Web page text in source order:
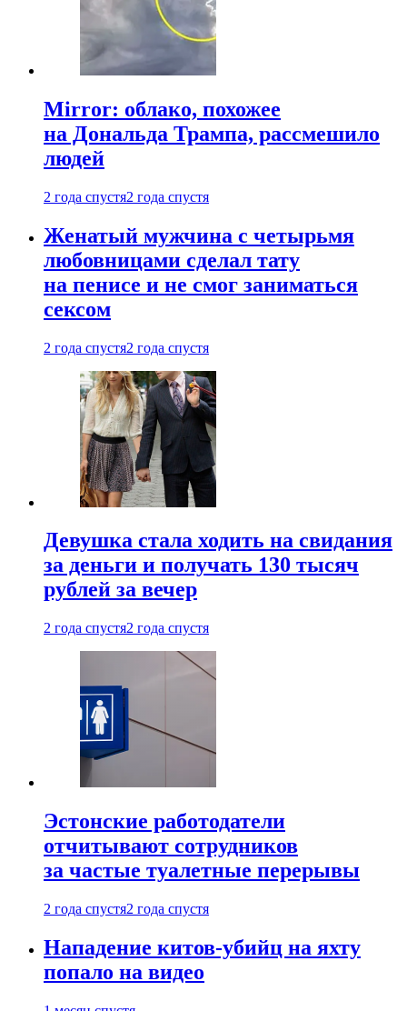
Mirror: облако, похожее
на Дональда Трампа, рассмешило
людей
2 года спустя2 года спустя
Женатый мужчина с четырьмя
любовницами сделал тату
на пенисе и не смог заниматься
сексом
2 года спустя2 года спустя
Девушка стала ходить на свидания
за деньги и получать 130 тысяч
рублей за вечер
2 года спустя2 года спустя
Эстонские работодатели
отчитывают сотрудников
за частые туалетные перерывы
2 года спустя2 года спустя
Нападение китов-убийц на яхту
попало на видео